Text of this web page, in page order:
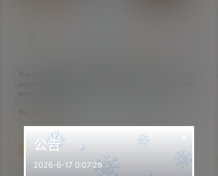
公告
2026-6-17 0:07:29